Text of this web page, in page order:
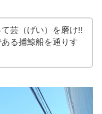
芸（げい）を磨け!!
る捕鯨船を通りす